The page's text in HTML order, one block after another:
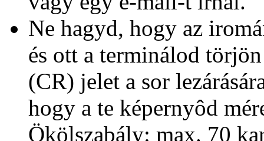
Ne hagyd, hogy az
és ott a terminálod
(CR) jelet a sor
hogy a te képernyôd
Ökölszabály: max. 70